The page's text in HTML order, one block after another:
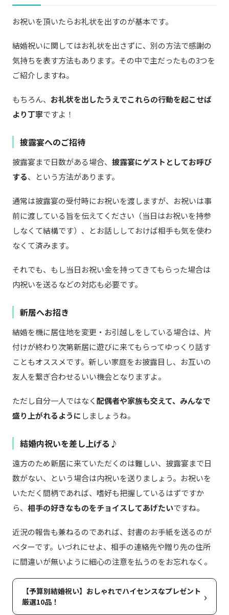
お祝いを頂いたらお礼状を出すのが基本です。
結婚祝いに関してはお礼状を出さずに、別の方法で感謝の
気持ちを表す方法もあります。その中で主だったもの3つを
ご紹介しますね。
もちろん、 お礼状を出したうえでこれらの行動を起こせば
より丁寧ですよ！
披露宴へのご招待
披露宴まで日数がある場合、 披露宴にゲストとしてお呼び
する、という方法があります。
通常は披露宴の受付時にお祝いを渡しますが、お祝いは事
前に渡している旨を伝えてください（当日はお祝いを持参
しなくて結構です）、とお話ししておけば相手も気を使わ
なくて済みます。
それでも、もし当日お祝い金を持ってきてもらった場合は
内祝いを送るなどの対応も必要です。
新居へお招き
結婚を機に居住地を変更・お引越しをしている場合は、片
付けが終わり次第新居に遊びに来てもらってゆっくり話す
こともオススメです。新しい家庭をお披露目し、お互いの
友人を繋ぎ合わせるいい機会となりますよ。
ただし自分一人ではなく配偶者や家族も交えて、みんなで
盛り上がれるように しましょうね。
結婚内祝いを差し上げる♪
遠方のため新居に来ていただくのは難しい、披露宴まで日
数がない、という場合は内祝いを送りましょう。お祝いを
いただく間柄であれば、嗜好も把握しているはずですか
ら、 相手の好きなものをチョイスしてあげたいですね。
近況の報告も兼ねるのであれば、封書のお手紙を送るのが
ベターです。いづれにせよ、相手の連絡先や贈り先の住所
に間違いが無いように細心の注意を払うのをお忘れなく。
【予算別結婚祝い】おしゃれでハイセンスなプレゼント
厳選10品！
›